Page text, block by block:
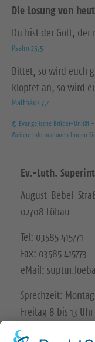
Die Losung von
Du bist der Gott,
Psalm 25,5
Bittet, so wird euch
klopfet an, so wird
Matthäus 7,7
© Evangelische Brüder-Unität
Weitere Informationen finden
Ev.-Luth.
August-Bebel-
02708 Löbau
Tel: 03585 415771
Fax: 03585 415773
eMail:
Sprechzeit:
Freitag 8 bis 13 Uhr